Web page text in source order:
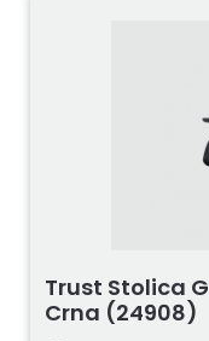
Trust Stolica
Crna (24908)